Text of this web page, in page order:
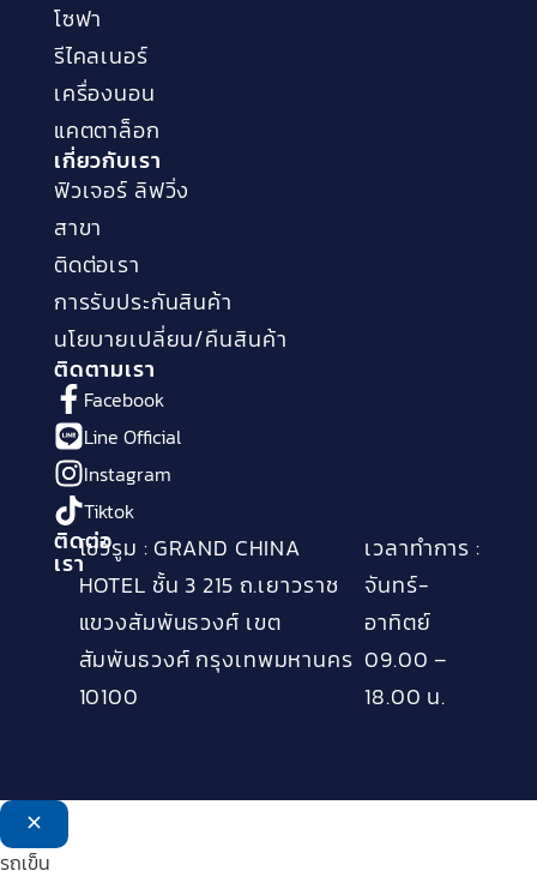
โซฟา
รีไคลเนอร์
เครื่องนอน
แคตตาล็อก
เกี่ยวกับเรา
ฟิวเจอร์ ลิฟวิ่ง
สาขา
ติดต่อเรา
การรับประกันสินค้า
นโยบายเปลี่ยน/คืนสินค้า
ติดตามเรา
Facebook
Line Official
Instagram
Tiktok
ติดต่อ
เราโชว์รูม : GRAND CHINA
HOTEL ชั้น 3 215 ถ.เยาวราช
แขวงสัมพันธวงศ์ เขต
สัมพันธวงศ์ กรุงเทพมหานคร
10100
เวลาทำการ :
จันทร์-
อาทิตย์
09.00 –
18.00 น.
รถเข็น